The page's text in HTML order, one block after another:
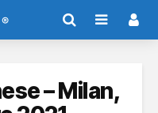
– Milan,